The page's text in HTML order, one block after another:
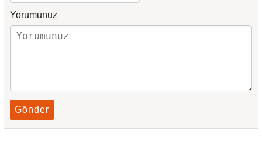
Yorumunuz
Gönder